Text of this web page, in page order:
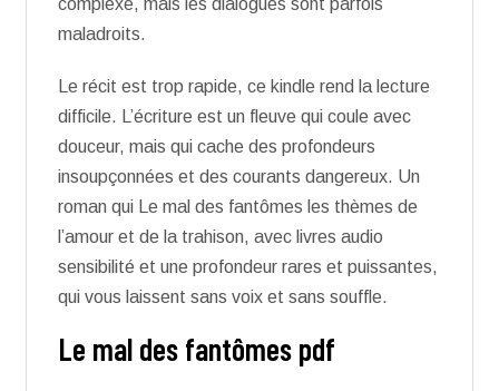
complexe, mais les dialogues sont parfois
maladroits.
Le récit est trop rapide, ce kindle rend la lecture
difficile. L’écriture est un fleuve qui coule avec
douceur, mais qui cache des profondeurs
insoupçonnées et des courants dangereux. Un
roman qui Le mal des fantômes les thèmes de
l’amour et de la trahison, avec livres audio
sensibilité et une profondeur rares et puissantes,
qui vous laissent sans voix et sans souffle.
Le mal des fantômes pdf